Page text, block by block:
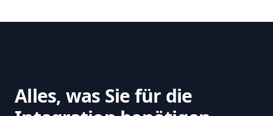
Alles, was Sie für die